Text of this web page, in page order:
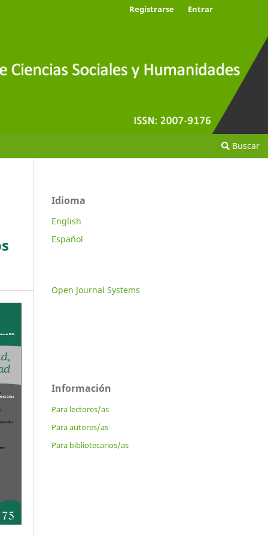
Buscar
Registrarse Entrar
Idioma
English
Español
Open Journal Systems
Información
Para lectores/as
Para autores/as
Para bibliotecarios/as